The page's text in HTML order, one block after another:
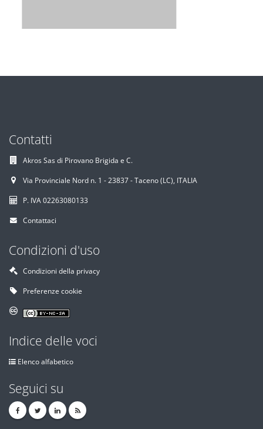
Contatti
Akros Sas di Pirovano Brigida e C.
Via Provinciale Nord n. 1 - 23837 - Taceno (LC), ITALIA
P. IVA 02263080133
Contattaci
Condizioni d'uso
Condizioni della privacy
Preferenze cookie
Indice delle voci
Elenco alfabetico
Seguici su